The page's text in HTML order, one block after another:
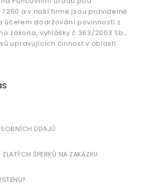
a v naší firmě jsou pravidelně
účelem dodržování povinností z
zákona, vyhlášky č.363/2003 Sb.,
upravujících činnost v oblasti
ÚDAJŮ
ŠPERKŮ NA ZAKÁZKU